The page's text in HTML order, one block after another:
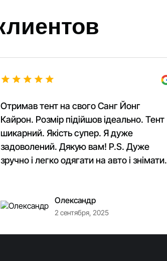
Отримав тент на свого Санг Йонг
Кайрон. Розмір підійшов ідеально. Тент
шикарний. Якість супер. Я дуже
задоволений. Дякую вам! P.S. Дуже
зручно і легко одягати на авто і знімати.
Олександр
2 сентября, 2025